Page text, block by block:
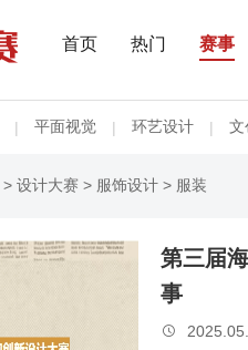
首页 热门 赛事
| 平面视觉 | 环艺设计 | 文
> 设计大赛 > 服饰设计 > 服装
第三届
事
